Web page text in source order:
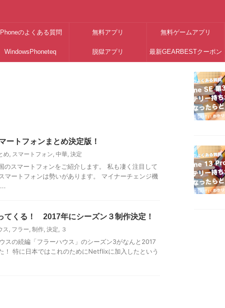
のよくある質問 無料アプリ 無料ゲームアプリ
WindowsPhoneteq 脱獄アプリ 最新GEARBESTクーポン
ートフォンまとめ決定版！
め, スマートフォン, 中華, 決定
のスマートフォンをご紹介します。 私も凄く注目して
マートフォンは勢いがあります。 マイナーチェンジ機
てくる！ 2017年にシーズン３制作決定！
ス, フラー, 制作, 決定, ３
スの続編「フラーハウス」のシーズン3がなんと2017
！ 特に日本ではこれのためにNetflixに加入したという